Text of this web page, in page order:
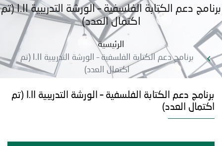
برنامج دعم الكتابة الفلسفية – الورشة التدريبية I.II (تم
اكتمال العدد)
الرئيسية
برنامج دعم الكتابة الفلسفية – الورشة التدريبية I.II (تم
اكتمال العدد)
برنامج دعم الكتابة الفلسفية – الورشة التدريبية I.II (تم
اكتمال العدد)